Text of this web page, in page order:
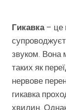
Гикавка– це
звуком. Вона
таких як
нервове
гикавка